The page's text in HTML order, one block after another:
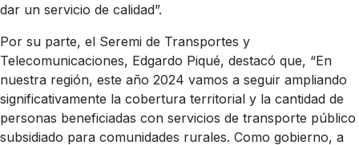
dar un servicio de calidad”.
Por su parte, el Seremi de Transportes y
Telecomunicaciones, Edgardo Piqué, destacó que, “En
nuestra región, este año 2024 vamos a seguir ampliando
significativamente la cobertura territorial y la cantidad de
personas beneficiadas con servicios de transporte público
subsidiado para comunidades rurales. Como gobierno, a